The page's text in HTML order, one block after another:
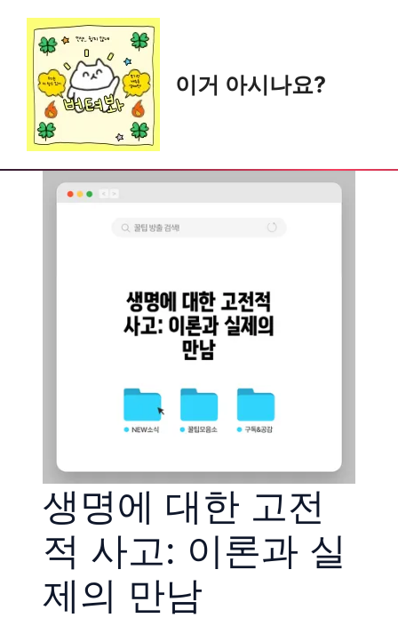
content
이거 아시나요?
생명에 대한 고전
적 사고: 이론과 실
제의 만남